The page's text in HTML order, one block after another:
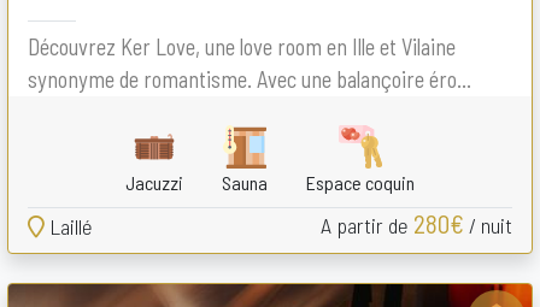
Découvrez Ker Love, une love room en Ille et Vilaine
synonyme de romantisme. Avec une balançoire éro...
Jacuzzi Sauna Espace coquin
Laillé A partir de 280€ / nuit